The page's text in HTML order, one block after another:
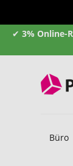
✔ 3% Online-
Büro